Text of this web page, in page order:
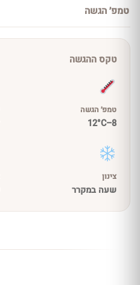
טמפ׳ הגשה
טקס ההגשה
טמפ׳ הגשה
8–12°C
צינון
שעה במקרר